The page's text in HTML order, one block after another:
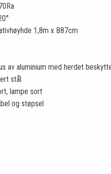
1,8m x B87cm
av aluminium med herdet
stål
lampe sort
og støpsel